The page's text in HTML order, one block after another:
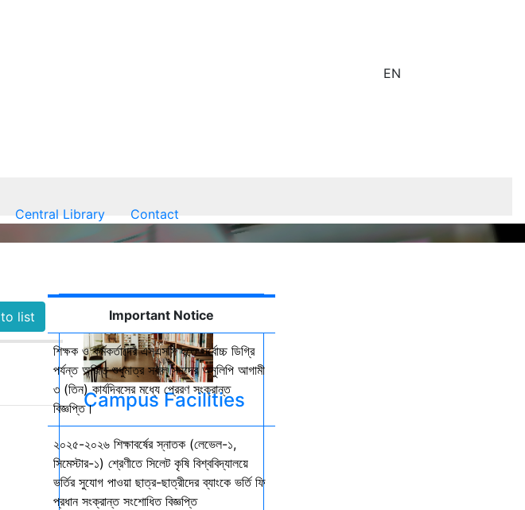
EN
Central Library Contact
Campus Facilities
list Important Notice
শিক্ষক ও কর্মকর্তাদের এসএসসি হতে সর্বোচ্চ ডিগ্রি
পর্যন্ত অর্জিত শুধুমাত্র সকল সনদের অনুলিপি আগামী
৩ (তিন) কার্যদিবসের মধ্যে প্রেরণ সংক্রান্ত
বিজ্ঞপ্তি।
২০২৫-২০২৬ শিক্ষাবর্ষের স্নাতক (লেভেল-১,
সিমেস্টার-১) শ্রেণীতে সিলেট কৃষি বিশ্ববিদ্যালয়ে
ভর্তির সুযোগ পাওয়া ছাত্র-ছাত্রীদের ব্যাংকে ভর্তি ফি
প্রধান সংক্রান্ত সংশোধিত বিজ্ঞপ্তি